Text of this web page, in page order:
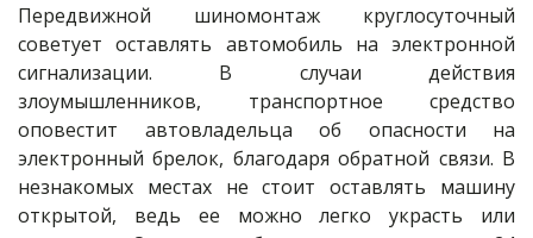
Передвижной шиномонтаж круглосуточный
советует оставлять автомобиль на электронной
сигнализации. В случаи действия
злоумышленников, транспортное средство
оповестит автовладельца об опасности на
электронный брелок, благодаря обратной связи. В
незнакомых местах не стоит оставлять машину
открытой, ведь ее можно легко украсть или